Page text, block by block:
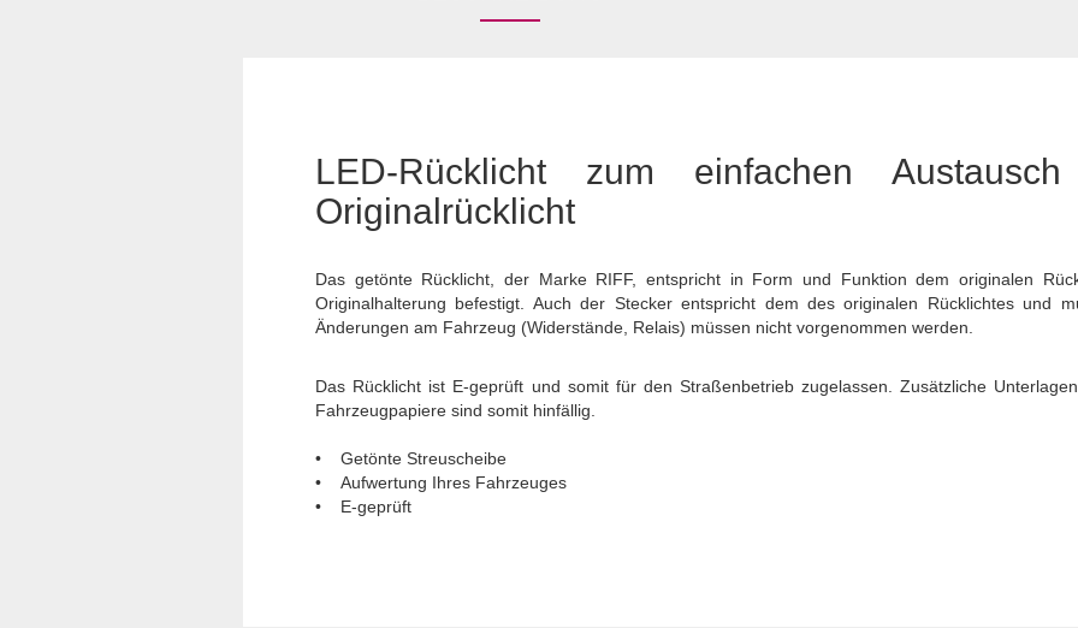
LED-Rücklicht zum einfachen
Originalrücklicht
Das getönte Rücklicht, der Marke RIFF, entspricht in Form und Funktion dem originalen
Originalhalterung befestigt. Auch der Stecker entspricht dem des originalen Rücklichtes und
Änderungen am Fahrzeug (Widerstände, Relais) müssen nicht vorgenommen werden.
Das Rücklicht ist E-geprüft und somit für den Straßenbetrieb zugelassen. Zusätzliche
Fahrzeugpapiere sind somit hinfällig.
• Getönte Streuscheibe
• Aufwertung Ihres Fahrzeuges
• E-geprüft